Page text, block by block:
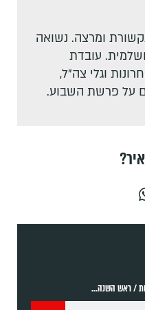
ומרצה. נשואה
עובדת
וגלי צה"ל,
על פרשת השבוע.
/ ראש השנה...